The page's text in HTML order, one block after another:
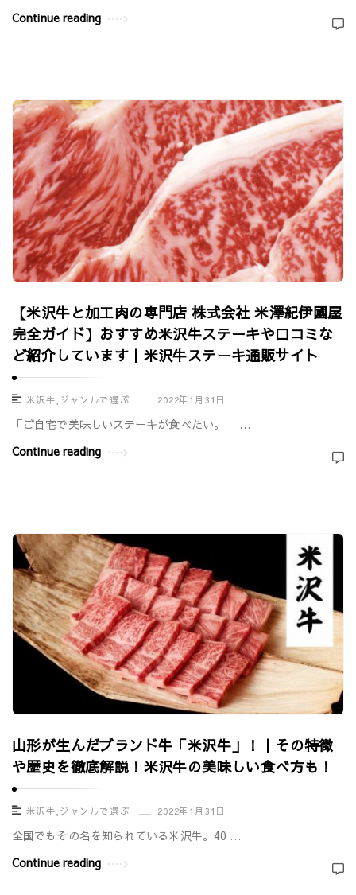
Continue reading
【米沢牛と加工肉の専門店 株式会社 米澤紀伊國屋
完全ガイド】おすすめ米沢牛ステーキや口コミな
ど紹介しています｜米沢牛ステーキ通販サイト
米沢牛 ジャンルで選ぶ 2022年1月31日
「ご自宅で美味しいステーキが食べたい。」 …
Continue reading
山形が生んだブランド牛「米沢牛」！｜その特徴
や歴史を徹底解説！米沢牛の美味しい食べ方も！
米沢牛 ジャンルで選ぶ 2022年1月31日
全国でもその名を知られている米沢牛。40 …
Continue reading